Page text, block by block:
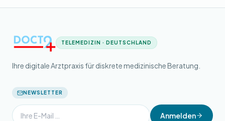
TELEMEDIZIN · DEUTSCHLAND
Ihre digitale Arztpraxis für diskrete medizinische Beratung.
NEWSLETTER
Anmelden